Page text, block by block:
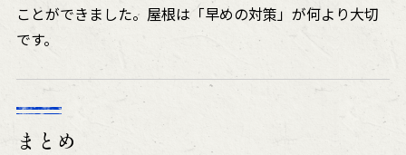
ことができました。屋根は「早めの対策」が何より大切
です。
まとめ